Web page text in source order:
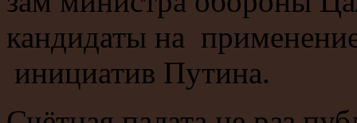
кандидаты на
инициатив Путина.